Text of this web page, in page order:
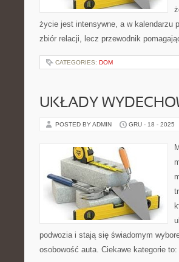
życie jest intensywne, a w kalendarzu
zbiór relacji, lecz przewodnik
CATEGORIES: DOM
UKŁADY
POSTED BY ADMIN GRU - 18 - 2025
podwozia i stają się świadomym
osobowość auta. Ciekawe kategorie